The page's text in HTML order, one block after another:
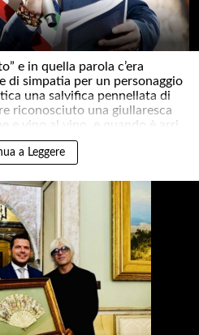
e in quella parola c’era
di simpatia per un personaggio
una salvifica pennellata di
riconosciuto una giullaresca
e vino al vino, e quando è arri..
a Leggere